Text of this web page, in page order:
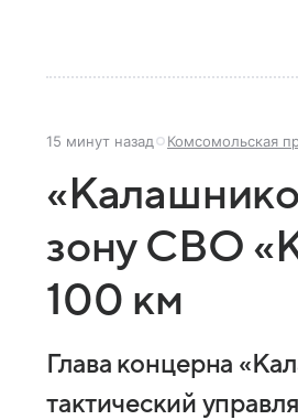
15 минут назад Комсомольская
зону СВО
100 км
Глава концерна
тактический